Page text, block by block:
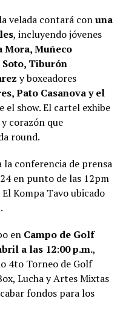
velada contará conuna
, incluyendo jóvenes
Mora, Muñeco
Soto, Tiburón
y boxeadores
Pato Casanova y el
el show. El cartel exhibe
corazón que
round.
conferencia de prensa
en punto de las 12pm
Kompa Tavo ubicado
en Campo de Golf
a las 12:00 p.m.,
4to Torneo de Golf
Lucha y Artes Mixtas
fondos para los